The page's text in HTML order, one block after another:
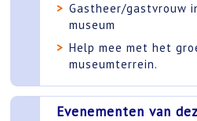
Gastheer/gastvrouw
museum
Help mee met het
museumterrein.
Evenementen van